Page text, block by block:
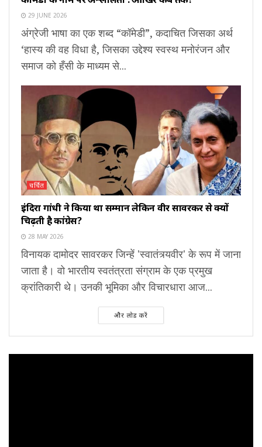
29 JUNE 2026
अंग्रेजी भाषा का एक शब्द “कॉमेडी”, कदाचित जिसका अर्थ
‘हास्य की वह विधा है, जिसका उद्देश्य स्वस्थ मनोरंजन और
समाज को हँसी के माध्यम से...
चर्चित
इंदिरा गांधी ने किया था सम्मान लेकिन वीर सावरकर से क्यों
चिढ़ती है कांग्रेस?
28 MAY 2026
विनायक दामोदर सावरकर जिन्हें 'स्वातंत्र्यवीर' के रूप में जाना
जाता है। वो भारतीय स्वतंत्रता संग्राम के एक प्रमुख
क्रांतिकारी थे। उनकी भूमिका और विचारधारा आज...
और लोड करें